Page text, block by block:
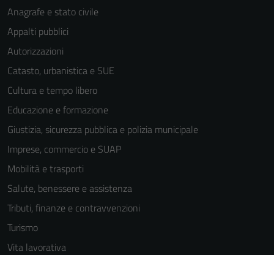
Anagrafe e stato civile
Appalti pubblici
Autorizzazioni
Catasto, urbanistica e SUE
Cultura e tempo libero
Educazione e formazione
Giustizia, sicurezza pubblica e polizia municipale
Imprese, commercio e SUAP
Mobilità e trasporti
Salute, benessere e assistenza
Tributi, finanze e contravvenzioni
Turismo
Vita lavorativa